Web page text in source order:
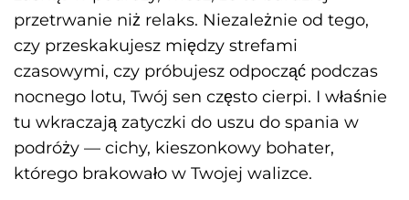
przetrwanie niż relaks. Niezależnie od tego,
czy przeskakujesz między strefami
czasowymi, czy próbujesz odpocząć podczas
nocnego lotu, Twój sen często cierpi. I właśnie
tu wkraczają zatyczki do uszu do spania w
podróży — cichy, kieszonkowy bohater,
którego brakowało w Twojej walizce.